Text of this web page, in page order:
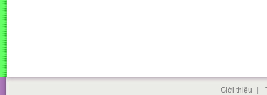
Giới thiệu |